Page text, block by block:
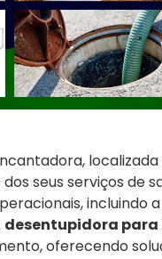
seus serviços de
desentupidora
oferecendo